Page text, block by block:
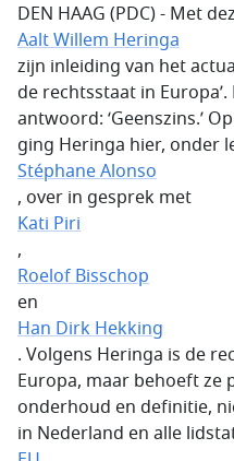
DEN HAAG (PDC) - Met
Aalt Willem Heringa
zijn inleiding van het
de rechtsstaat in
antwoord: ‘Geenszins.’
ging Heringa hier, onder
Stéphane Alonso
, over in gesprek met
Kati Piri
,
Roelof Bisschop
en
Han Dirk Hekking
. Volgens Heringa is de
Europa, maar behoeft ze
onderhoud en definitie,
in Nederland en alle